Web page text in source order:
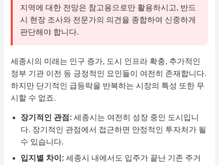
지역에 대한 전망은 참고용으로만 활용하시고, 반드
시 현장 조사와 전문가의 의견을 종합하여 신중하게
판단해야 합니다.
세종시의 미래는 인구 증가, 도시 인프라 확충, 추가적인
정부 기관 이전 등 긍정적인 요인들이 여전히 존재합니다.
하지만 단기적인 급등락을 반복하는 시장의 특성 또한 무
시할 수 없죠.
장기적인 관점: 세종시는 여전히 성장 중인 도시입니
다. 장기적인 관점에서 접근하면 안정적인 투자처가 될
수 있습니다.
입지별 차이: 세종시 내에서도 입주가 끝난 기존 주거